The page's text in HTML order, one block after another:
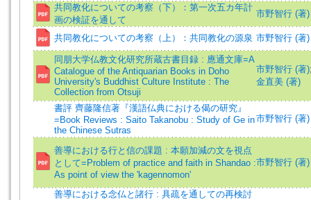
共同教化についての考察（下）：第一次五カ年計
画の検証を通して
市野智行 (著)
共同教化についての考察（上）：共同教化の源泉 市野智行 (著)
同朋大学仏教文化研究所蔵古書目録 : 應通文庫=A
Catalogue of the Antiquarian Books in Doho
University's Buddhist Culture Institute : The
Collection from Otsuji
市野智行 (著)
金直美 (著)
書評 齊藤隆信著『漢語仏典における偈の研究』
=Book Reviews : Saito Takanobu : Study of Ge in
the Chinese Sutras
市野智行 (著)
善導における行と信の課題 : 本願加減の文を視点
として=Problem of practice and faith in Shandao :
As point of view the 'kagennomon'
市野智行 (著)
善導における念仏と諸行 : 具疏を通しての再検討